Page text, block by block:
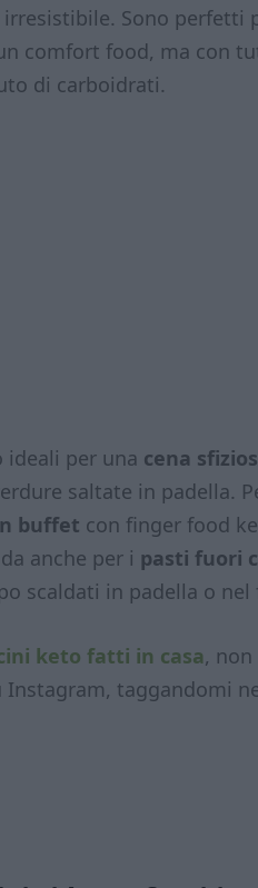
irresistibile. Sono perfetti
comfort food, ma con
di carboidrati.
ideali per una cena
saltate in padella.
buffet con finger food
anche per i pasti fuori
scaldati in padella o nel
keto fatti in casa,
taggandomi